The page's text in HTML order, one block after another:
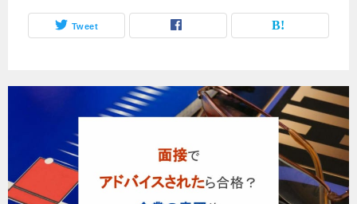
Tweet